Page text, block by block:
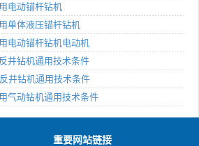
电动锚杆钻机
单体液压锚杆钻机
电动锚杆钻机电动机
井钻机通用技术条件
井钻机通用技术条件
气动钻机通用技术条件
重要网站链接